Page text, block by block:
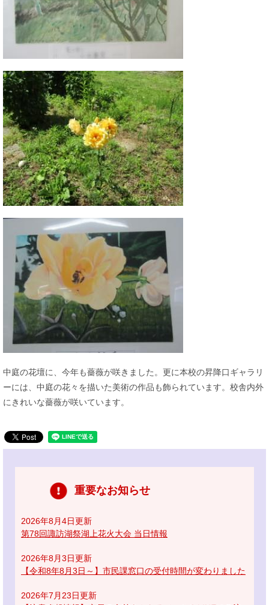
中庭の花壇に、今年も薔薇が咲きました。更に本校の昇降口ギャラリ
ーには、中庭の花々を描いた美術の作品も飾られています。校舎内外
にきれいな薔薇が咲いています。
重要なお知らせ
2026年8月4日更新
第78回諏訪湖祭湖上花火大会 当日情報
2026年8月3日更新
【令和8年8月3日～】市民課窓口の受付時間が変わりました
2026年7月23日更新